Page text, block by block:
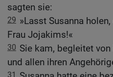
sagten sie:
29 »Lasst Susanna
Frau Jojakims!«
30 Sie kam, begleitet
und allen ihren
31